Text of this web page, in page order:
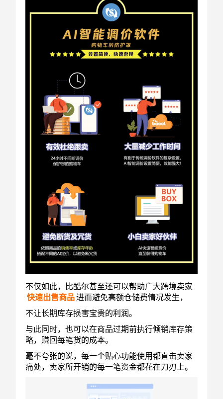
不仅如此，比酷尔甚至还可以帮助广大跨境卖家
快速出售商品进而避免高额仓储费情况发生，
不让长期库存损害宝贵的利润。
与此同时，也可以在商品过期前执行倾销库存策
略，赚回每笔货的成本。
毫不夸张的说，每一个贴心功能使用都直击卖家
痛处，卖家所开销的每一笔资金都花在刀刃上。